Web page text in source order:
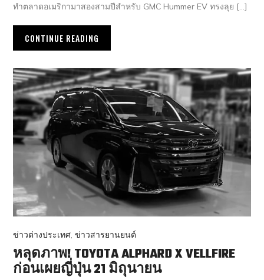
ทำตลาดอเมริกามาสองสามปีสำหรับ GMC Hummer EV ทรงลุย […]
CONTINUE READING
ข่าวต่างประเทศ,ข่าวสารยานยนต์
หลุดภาพ! TOYOTA ALPHARD X VELLFIRE
ก่อนเผยญี่ปุ่น 21 มิถุนายน